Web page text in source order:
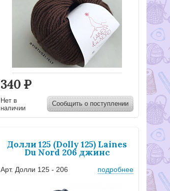
340 Р
Нет в
наличии
Сообщить о поступлении
Долли 125 (Dolly 125) Laines
Du Nord 206 джинс
Арт. Долли 125 - 206 подробнее